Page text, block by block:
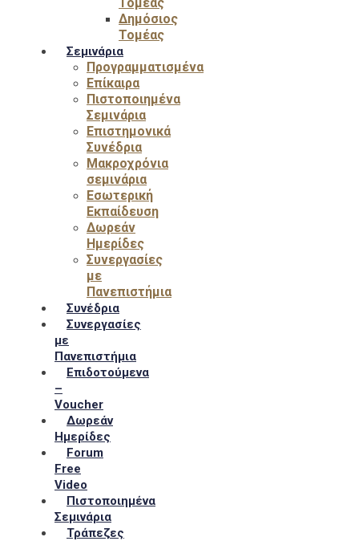
Δημόσιος
Τομέας
Σεμινάρια
Προγραμματισμένα
Επίκαιρα
Πιστοποιημένα
Σεμινάρια
Επιστημονικά
Συνέδρια
Μακροχρόνια
σεμινάρια
Εσωτερική
Εκπαίδευση
Δωρεάν
Ημερίδες
Συνεργασίες
με
Πανεπιστήμια
Συνέδρια
Συνεργασίες
με
Πανεπιστήμια
Επιδοτούμενα
–
Voucher
Δωρεάν
Ημερίδες
Forum
Free
Video
Πιστοποιημένα
Σεμινάρια
Τράπεζες